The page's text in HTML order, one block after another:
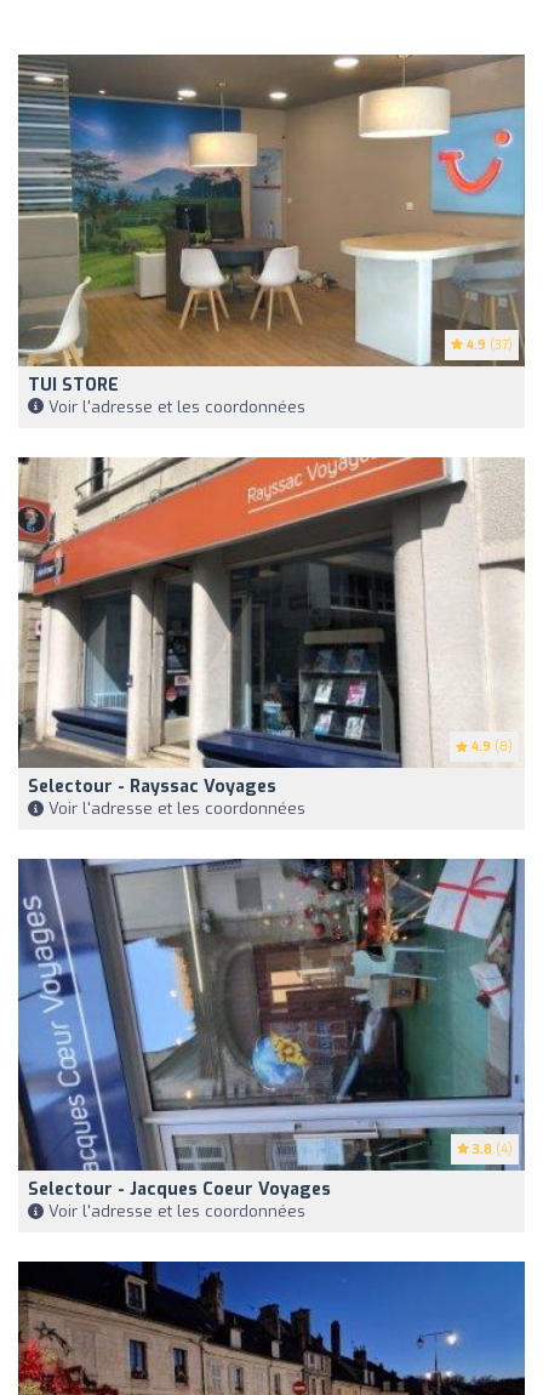
4.9 (37)
TUI STORE
Voir l'adresse et les coordonnées
4.9 (8)
Selectour - Rayssac Voyages
Voir l'adresse et les coordonnées
3.8 (4)
Selectour - Jacques Coeur Voyages
Voir l'adresse et les coordonnées